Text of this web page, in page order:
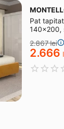
Pat
140x200,
catifea
2.867lei
2.666